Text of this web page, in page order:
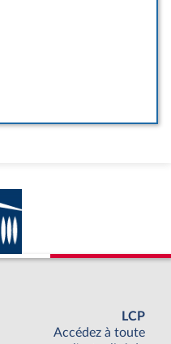
LCP
Accédez à toute